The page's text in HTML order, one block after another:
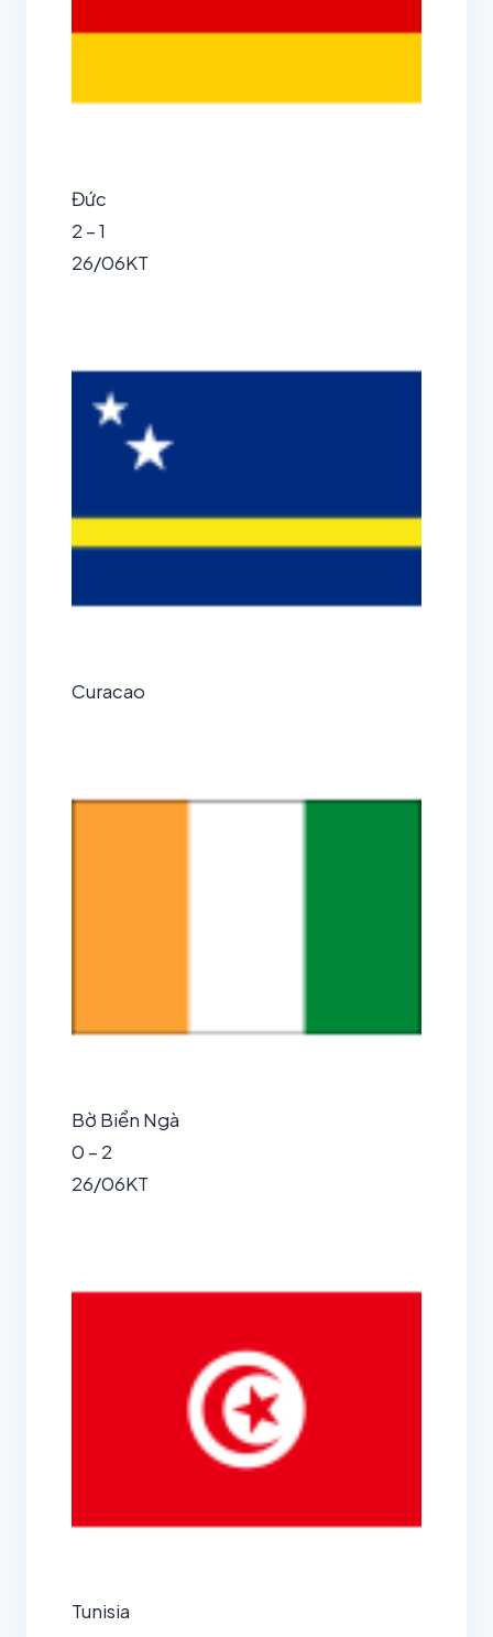
Đức
2 – 1
26/06KT
Curacao
Bờ Biển Ngà
0 – 2
26/06KT
Tunisia